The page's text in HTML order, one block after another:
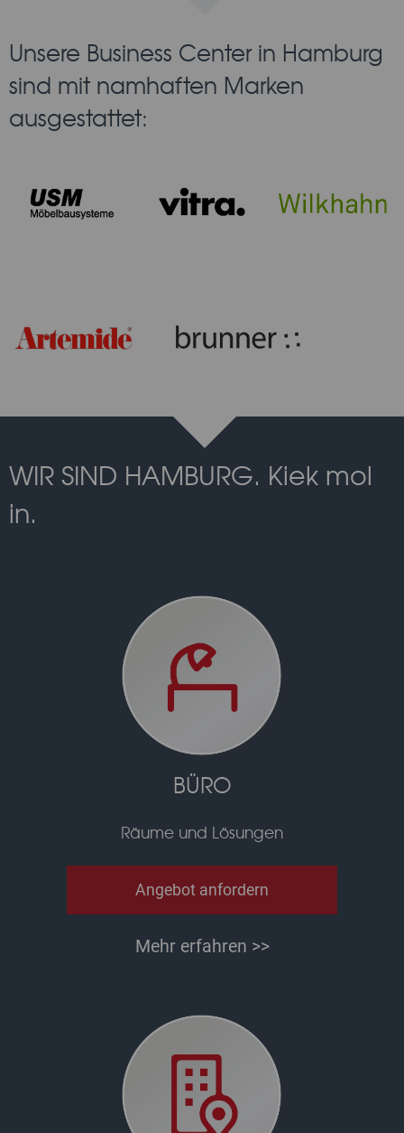
Unsere Business Center in Hamburg
sind mit namhaften Marken
ausgestattet:
WIR SIND HAMBURG. Kiek mol
in.
BÜRO
Räume und Lösungen
Angebot anfordern
Mehr erfahren >>